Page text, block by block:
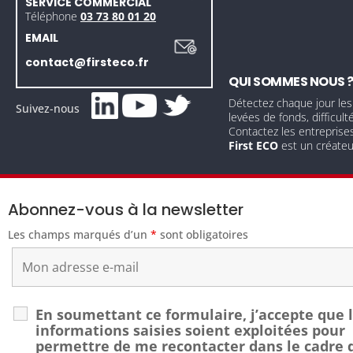
Téléphone 03 73 80 01 20
EMAIL
contact@firsteco.fr
Suivez-nous
QUI SOMMES NOUS ?
Détectez chaque jour
levées de fonds,
Contactez les
First ECO est un
Abonnez-vous à la newsletter
Les champs marqués d’un * sont obligatoires
En soumettant ce formulaire, j’accepte que
informations saisies soient exploitées pour
permettre de me recontacter dans le cadre